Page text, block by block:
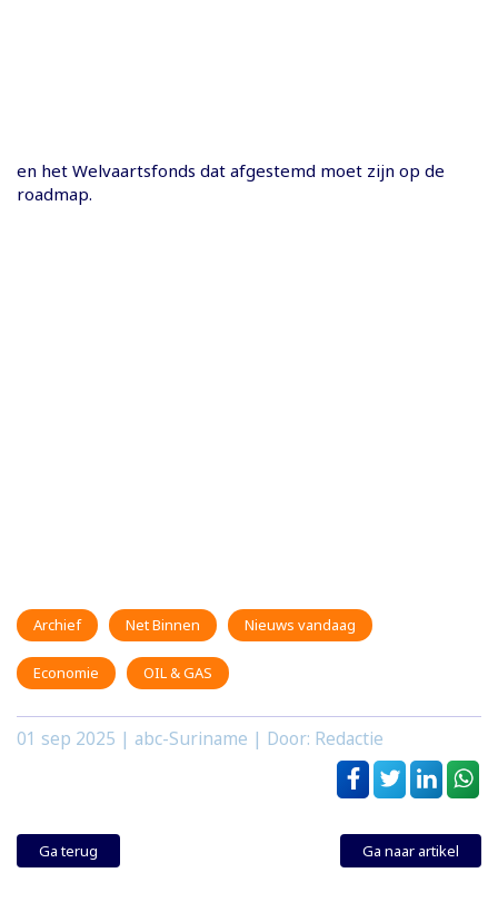
en het Welvaartsfonds dat afgestemd moet zijn op de
roadmap.
Archief Net Binnen Nieuws vandaag
Economie OIL & GAS
01 sep 2025 | abc-Suriname | Door: Redactie
Ga terug Ga naar artikel